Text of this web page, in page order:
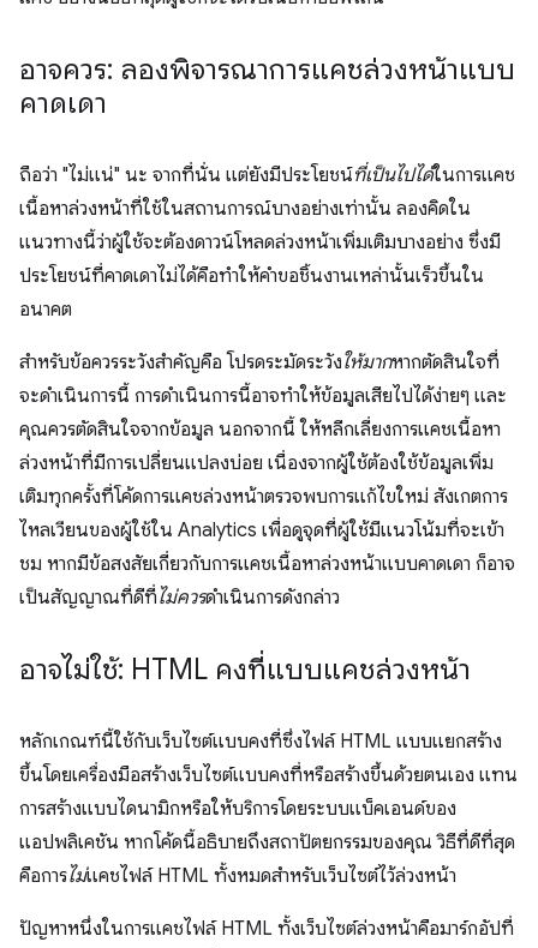
อาจควร: ลองพิจารณาการแคชล่วงหน้าแบบ
คาดเดา
ถือว่า "ไม่แน่" นะ จากที่นั่น แต่ยังมีประโยชน์ที่เป็นไปได้ในการแคช
เนื้อหาล่วงหน้าที่ใช้ในสถานการณ์บางอย่างเท่านั้น ลองคิดใน
แนวทางนี้ว่าผู้ใช้จะต้องดาวน์โหลดล่วงหน้าเพิ่มเติมบางอย่าง ซึ่งมี
ประโยชน์ที่คาดเดาไม่ได้คือทำให้คำขอชิ้นงานเหล่านั้นเร็วขึ้นใน
อนาคต
สำหรับข้อควรระวังสำคัญคือ โปรดระมัดระวังให้มากหากตัดสินใจที่
จะดำเนินการนี้ การดำเนินการนี้อาจทำให้ข้อมูลเสียไปได้ง่ายๆ และ
คุณควรตัดสินใจจากข้อมูล นอกจากนี้ ให้หลีกเลี่ยงการแคชเนื้อหา
ล่วงหน้าที่มีการเปลี่ยนแปลงบ่อย เนื่องจากผู้ใช้ต้องใช้ข้อมูลเพิ่ม
เติมทุกครั้งที่โค้ดการแคชล่วงหน้าตรวจพบการแก้ไขใหม่ สังเกตการ
ไหลเวียนของผู้ใช้ใน Analytics เพื่อดูจุดที่ผู้ใช้มีแนวโน้มที่จะเข้า
ชม หากมีข้อสงสัยเกี่ยวกับการแคชเนื้อหาล่วงหน้าแบบคาดเดา ก็อาจ
เป็นสัญญาณที่ดีที่ไม่ควรดำเนินการดังกล่าว
อาจไม่ใช้: HTML คงที่แบบแคชล่วงหน้า
หลักเกณฑ์นี้ใช้กับเว็บไซต์แบบคงที่ซึ่งไฟล์ HTML แบบแยกสร้าง
ขึ้นโดยเครื่องมือสร้างเว็บไซต์แบบคงที่หรือสร้างขึ้นด้วยตนเอง แทน
การสร้างแบบไดนามิกหรือให้บริการโดยระบบแบ็คเอนด์ของ
แอปพลิเคชัน หากโค้ดนี้อธิบายถึงสถาปัตยกรรมของคุณ วิธีที่ดีที่สุด
คือการไม่แคชไฟล์ HTML ทั้งหมดสำหรับเว็บไซต์ไว้ล่วงหน้า
ปัญหาหนึ่งในการแคชไฟล์ HTML ทั้งเว็บไซต์ล่วงหน้าคือมาร์กอัปที่